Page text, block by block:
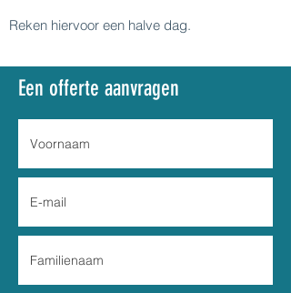
Reken hiervoor een halve dag.
Een offerte aanvragen